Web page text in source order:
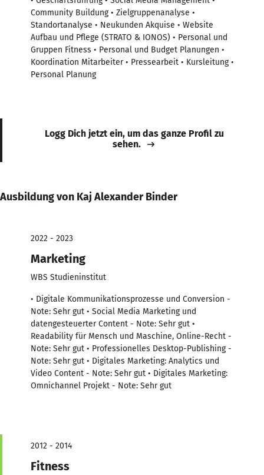
Community Buildung • Zielgruppenanalyse •
Standortanalyse • Neukunden Akquise • Website
Aufbau und Pflege (STRATO & IONOS) • Personal und
Gruppen Fitness • Personal und Budget Planungen •
Koordination Mitarbeiter • Pressearbeit • Kursleitung •
Personal Planung
Logg Dich jetzt ein, um das ganze Profil zu
sehen.
Ausbildung von Kaj Alexander Binder
2022 - 2023
Marketing
WBS Studieninstitut
• Digitale Kommunikationsprozesse und Conversion -
Note: Sehr gut • Social Media Marketing und
datengesteuerter Content - Note: Sehr gut •
Readability für Mensch und Maschine, Online-Recht -
Note: Sehr gut • Professionelles Desktop-Publishing -
Note: Sehr gut • Digitales Marketing: Analytics und
Video Content - Note: Sehr gut • Digitales Marketing:
Omnichannel Projekt - Note: Sehr gut
2012 - 2014
Fitness